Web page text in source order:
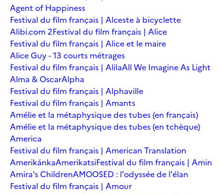
Agent of Happiness
Festival du film français | Alceste à bicyclette
Alibi.com 2Festival du film français | Alice
Festival du film français | Alice et le maire
Alice Guy - 13 courts métrages
Festival du film français | AlilaAll We Imagine As Light
Alma & OscarAlpha
Festival du film français | Alphaville
Festival du film français | Amants
Amélie et la métaphysique des tubes (en français)
Amélie et la métaphysique des tubes (en tchèque)
America
Festival du film français | American Translation
AmerikánkaAmerikatsiFestival du film français | Amin
Amira's ChildrenAMOOSED : l'odyssée de l'élan
Festival du film français | Amour